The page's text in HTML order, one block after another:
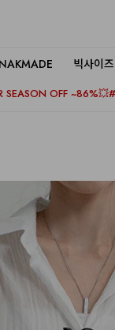
NAKMADE 빅사이즈
SEASON OFF ~86%💥